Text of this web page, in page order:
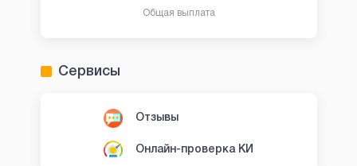
Общая выплата
Сервисы
Отзывы
Онлайн-проверка КИ